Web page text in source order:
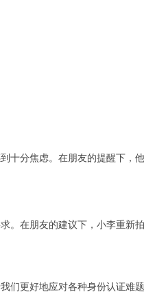
十分焦虑。在朋友的提醒下，
。在朋友的建议下，小李重新
们更好地应对各种身份认证难